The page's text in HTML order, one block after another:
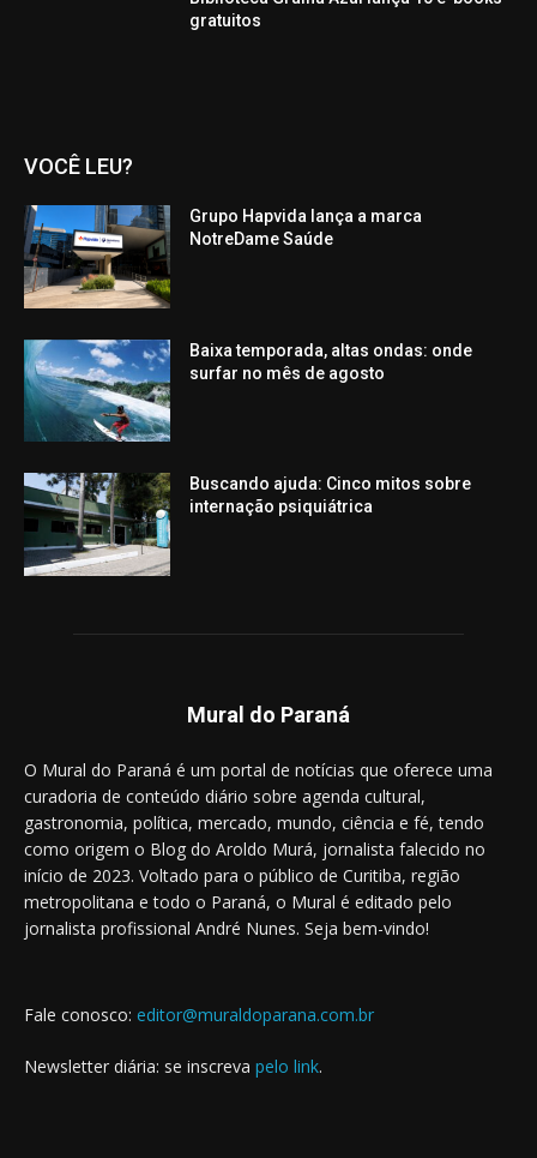
gratuitos
VOCÊ LEU?
Grupo Hapvida lança a marca
NotreDame Saúde
Baixa temporada, altas ondas: onde
surfar no mês de agosto
Buscando ajuda: Cinco mitos sobre
internação psiquiátrica
Mural do Paraná
O Mural do Paraná é um portal de notícias que oferece uma
curadoria de conteúdo diário sobre agenda cultural,
gastronomia, política, mercado, mundo, ciência e fé, tendo
como origem o Blog do Aroldo Murá, jornalista falecido no
início de 2023. Voltado para o público de Curitiba, região
metropolitana e todo o Paraná, o Mural é editado pelo
jornalista profissional André Nunes. Seja bem-vindo!
Fale conosco: editor@muraldoparana.com.br
Newsletter diária: se inscreva pelo link.